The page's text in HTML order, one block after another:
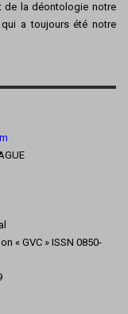
de la déontologie notre
a toujours été notre
« GVC » ISSN 0850-